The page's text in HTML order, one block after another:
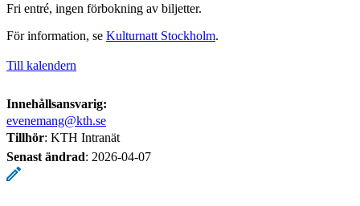
Fri entré, ingen förbokning av biljetter.
För information, se Kulturnatt Stockholm.
Till kalendern
Innehållsansvarig:
evenemang@kth.se
Tillhör: KTH Intranät
Senast ändrad: 2026-04-07